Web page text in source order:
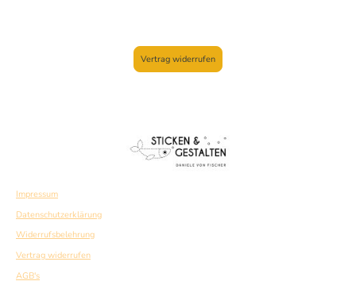
Vertrag widerrufen
Impressum
Datenschutzerklärung
Widerrufsbelehrung
Vertrag widerrufen
AGB's